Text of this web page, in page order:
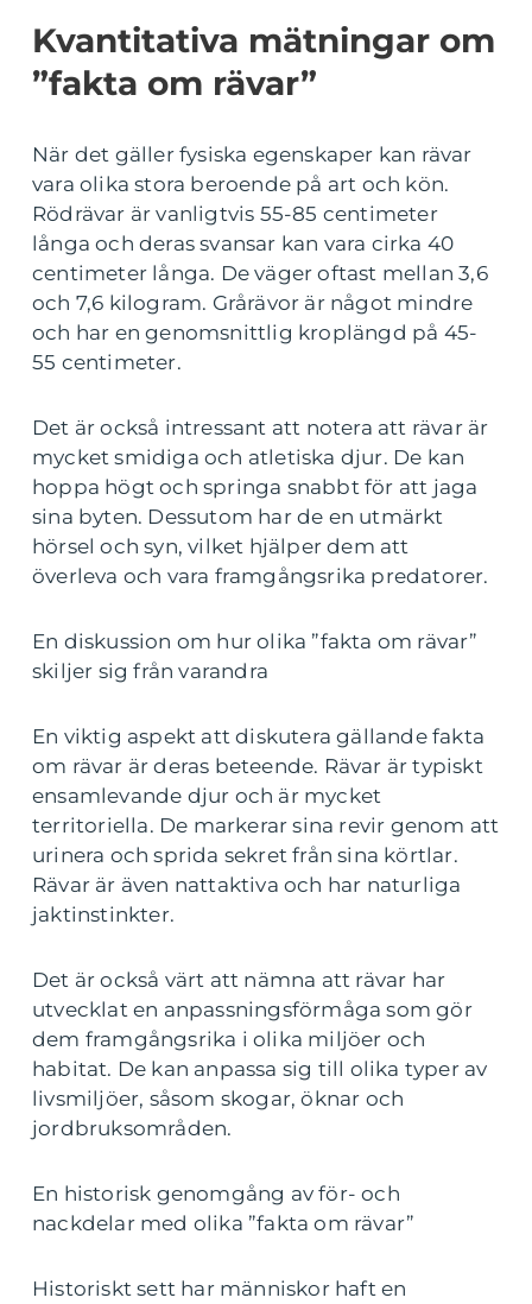
Kvantitativa mätningar om
”fakta om rävar”
När det gäller fysiska egenskaper kan rävar
vara olika stora beroende på art och kön.
Rödrävar är vanligtvis 55-85 centimeter
långa och deras svansar kan vara cirka 40
centimeter långa. De väger oftast mellan 3,6
och 7,6 kilogram. Grårävor är något mindre
och har en genomsnittlig kroplängd på 45-
55 centimeter.
Det är också intressant att notera att rävar är
mycket smidiga och atletiska djur. De kan
hoppa högt och springa snabbt för att jaga
sina byten. Dessutom har de en utmärkt
hörsel och syn, vilket hjälper dem att
överleva och vara framgångsrika predatorer.
En diskussion om hur olika ”fakta om rävar”
skiljer sig från varandra
En viktig aspekt att diskutera gällande fakta
om rävar är deras beteende. Rävar är typiskt
ensamlevande djur och är mycket
territoriella. De markerar sina revir genom att
urinera och sprida sekret från sina körtlar.
Rävar är även nattaktiva och har naturliga
jaktinstinkter.
Det är också värt att nämna att rävar har
utvecklat en anpassningsförmåga som gör
dem framgångsrika i olika miljöer och
habitat. De kan anpassa sig till olika typer av
livsmiljöer, såsom skogar, öknar och
jordbruksområden.
En historisk genomgång av för- och
nackdelar med olika ”fakta om rävar”
Historiskt sett har människor haft en